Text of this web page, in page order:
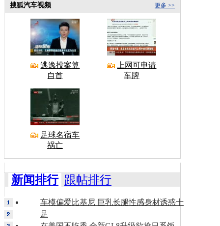
更多 >>
搜狐汽车视频
逃逸投案算
自首
上网可申请
车牌
足球名宿车
祸亡
新闻排行 跟帖排行
车模偏爱比基尼 巨乳长腿性感身材诱惑十
足